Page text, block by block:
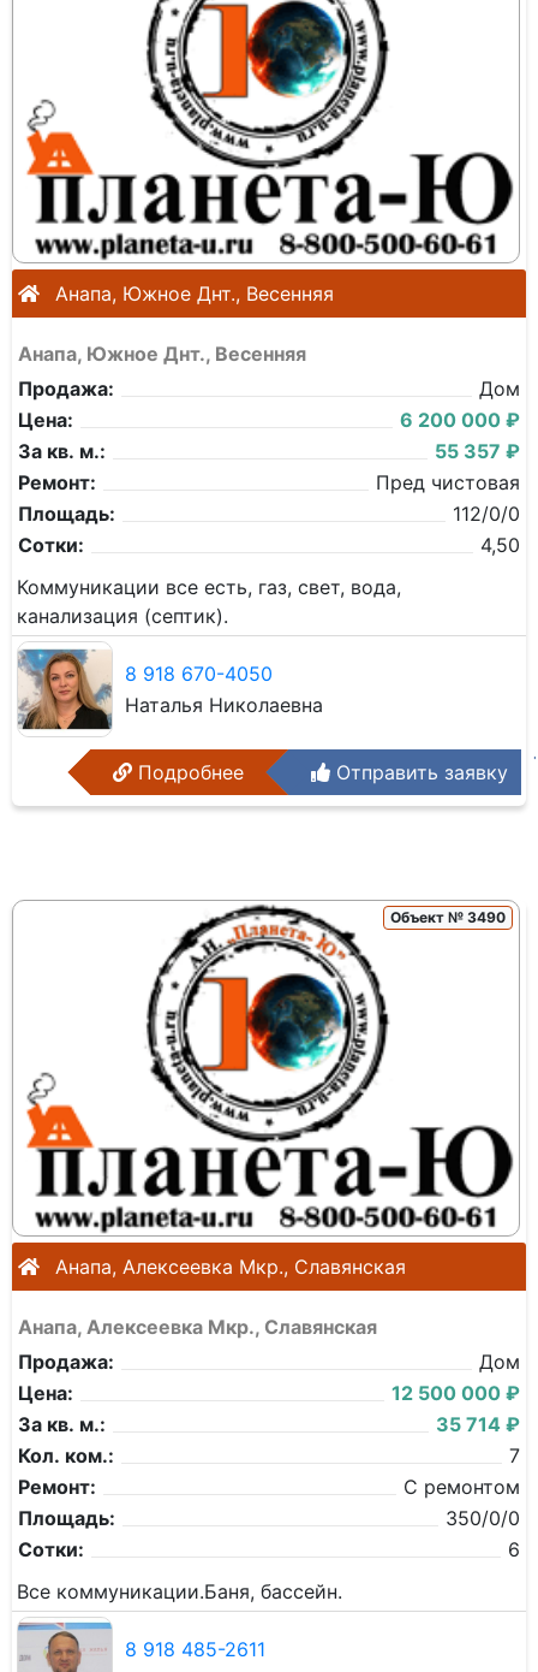
Анапа, Южное Днт., Весенняя
Анапа, Южное Днт., Весенняя
Продажа:
Дом
Цена:
6 200 000 ₽
За кв. м.:
55 357 ₽
Ремонт:
Пред чистовая
Площадь:
112/0/0
Сотки:
4,50
Коммуникации все есть, газ, свет, вода,
канализация (септик).
8 918 670-4050
Наталья Николаевна
Подробнее Отправить заявку
Объект № 3490
Анапа, Алексеевка Мкр., Славянская
Анапа, Алексеевка Мкр., Славянская
Продажа:
Дом
Цена:
12 500 000 ₽
За кв. м.:
35 714 ₽
Кол. ком.:
7
Ремонт:
С ремонтом
Площадь:
350/0/0
Сотки:
6
Все коммуникации.Баня, бассейн.
8 918 485-2611